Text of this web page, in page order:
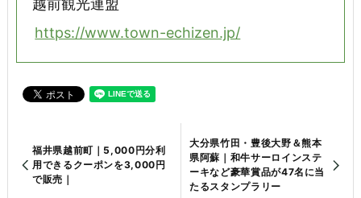
https://www.town-echizen.jp/
福井県越前町｜5,000円分利
用できるクーポンを3,000円
で販売｜
大分県竹田・豊後大野＆熊本
県阿蘇｜和牛サーロインステ
ーキなど豪華賞品が47名に当
たるスタンプラリー